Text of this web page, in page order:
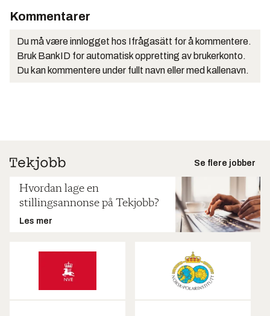
Kommentarer
Du må være innlogget hos Ifrågasätt for å kommentere.
Bruk BankID for automatisk oppretting av brukerkonto.
Du kan kommentere under fullt navn eller med kallenavn.
Se flere jobber
Hvordan lage en
stillingsannonse på Tekjobb?
Les mer